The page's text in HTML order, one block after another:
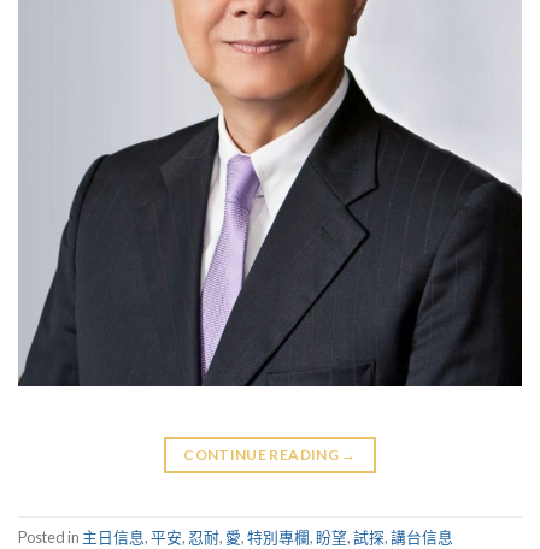
CONTINUE READING →
Posted in 主日信息,平安, 忍耐, 愛,特別專欄, 盼望,試探,講台信息